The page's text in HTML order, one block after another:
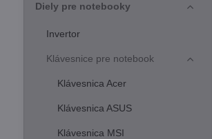
Diely pre notebooky
Invertor
Klávesnice pre notebook
Klávesnica Acer
Klávesnica ASUS
Klávesnica MSI